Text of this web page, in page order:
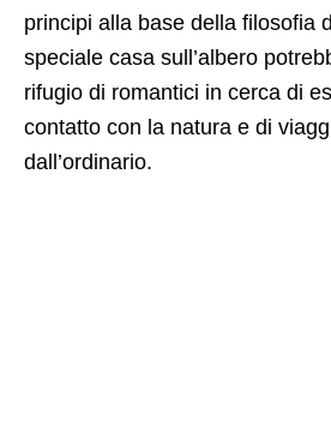
principi alla base della filosofia
speciale casa sull’albero
rifugio di romantici in cerca di
contatto con la natura e di
dall’ordinario.